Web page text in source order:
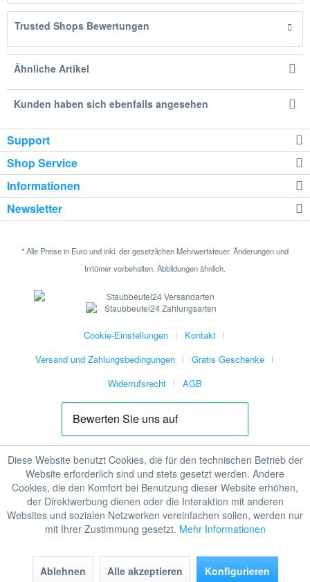
Trusted Shops Bewertungen
Ähnliche Artikel
Kunden haben sich ebenfalls angesehen
Support
Shop Service
Informationen
Newsletter
* Alle Preise in Euro und inkl. der gesetzlichen Mehrwertsteuer. Änderungen und
Irrtümer vorbehalten. Abbildungen ähnlich.
Cookie-Einstellungen
Kontakt
Versand und Zahlungsbedingungen
Gratis Geschenke
Widerrufsrecht
AGB
Diese Website benutzt Cookies, die für den technischen Betrieb der
Website erforderlich sind und stets gesetzt werden. Andere
Cookies, die den Komfort bei Benutzung dieser Website erhöhen,
der Direktwerbung dienen oder die Interaktion mit anderen
Websites und sozialen Netzwerken vereinfachen sollen, werden nur
mit Ihrer Zustimmung gesetzt. Mehr Informationen
Ablehnen Alle akzeptieren Konfigurieren